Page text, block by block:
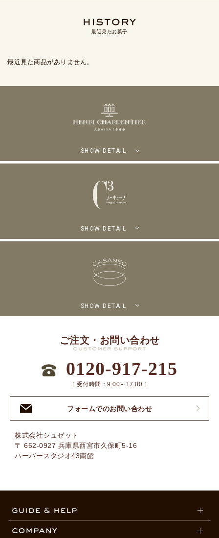
最近見たお菓子
最近見た商品がありません。
SHOW DETAIL
SHOW DETAIL
SHOW DETAIL
ご注文・お問い合わせ
0120-917-215
［ 受付時間：9:00～17:00 ］
フォームでのお問い合わせ
株式会社シュゼット
〒 662-0927 兵庫県西宮市久保町5-16
ハーバースタジオ43南館